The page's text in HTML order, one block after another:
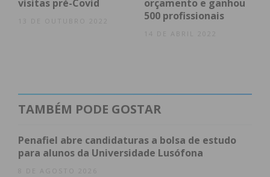
desempenhe um “forte papel” como Hospital
Escolar. No ano passado, recebeu cerca de 1.000
profissional destes alunos”, remata a nota do
visitas pré-Covid
13 DE OUTUBRO 2022
orçamento e ganhou
500 profissionais
14 DE ABRIL 2022
TAMBÉM PODE GOSTAR
Penafiel abre candidaturas a bolsa de estudo
para alunos da Universidade Lusófona
8 DE AGOSTO 2026